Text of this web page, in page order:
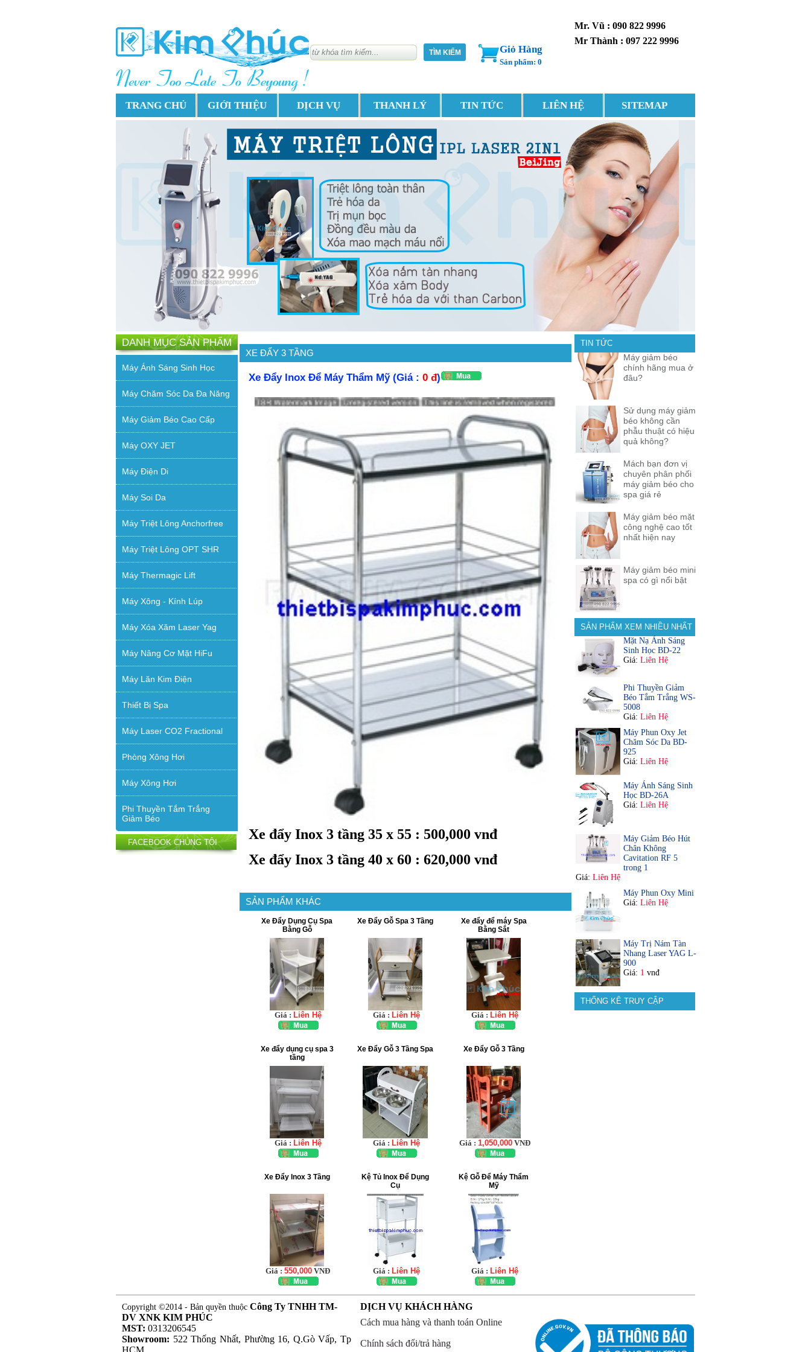
Mr. Vũ : 090 822 9996
Mr Thành : 097 222 9996
Giỏ Hàng
Sản phẩm: 0
TRANG CHỦ GIỚI THIỆU DỊCH VỤ THANH LÝ TIN TỨC LIÊN HỆ SITEMAP
DANH MỤC SẢN PHẨM
Máy Ánh Sáng Sinh Học
Máy Chăm Sóc Da Đa Năng
Máy Giảm Béo Cao Cấp
Máy OXY JET
Máy Điện Di
Máy Soi Da
Máy Triệt Lông Anchorfree
Máy Triệt Lông OPT SHR
Máy Thermagic Lift
Máy Xông - Kính Lúp
Máy Xóa Xăm Laser Yag
Máy Nâng Cơ Mặt HiFu
Máy Lăn Kim Điện
Thiết Bị Spa
Máy Laser CO2 Fractional
Phòng Xông Hơi
Máy Xông Hơi
Phi Thuyền Tắm Trắng
Giảm Béo
FACEBOOK CHÚNG TÔI
XE ĐẨY 3 TẦNG
Xe Đẩy Inox Để Máy Thẩm Mỹ (Giá : 0 đ)
Xe đẩy Inox 3 tầng 35 x 55 : 500,000 vnđ
Xe đẩy Inox 3 tầng 40 x 60 : 620,000 vnđ
SẢN PHẨM KHÁC
Xe Đẩy Dụng Cụ Spa
Bằng Gỗ
Giá : Liên Hệ
Xe Đẩy Gỗ Spa 3 Tầng
Giá : Liên Hệ
Xe đẩy để máy Spa
Bằng Sắt
Giá : Liên Hệ
Xe đẩy dụng cụ spa 3
tầng
Giá : Liên Hệ
Xe Đẩy Gỗ 3 Tầng Spa
Giá : Liên Hệ
Xe Đẩy Gỗ 3 Tầng
Giá : 1,050,000VNĐ
Xe Đẩy Inox 3 Tầng
Giá : 550,000 VNĐ
Kệ Tủ Inox Để Dụng
Cụ
Giá : Liên Hệ
Kệ Gỗ Để Máy Thẩm
Mỹ
Giá : Liên Hệ
TIN TỨC
Máy giảm béo
chính hãng mua ở
đâu?
Sử dụng máy giảm
béo không cần
phẫu thuật có hiệu
quả không?
Mách bạn đơn vị
chuyên phân phối
máy giảm béo cho
spa giá rẻ
Máy giảm béo mặt
công nghệ cao tốt
nhất hiện nay
Máy giảm béo mini
spa có gì nổi bật
SẢN PHẨM XEM NHIỀU NHẤT
Mặt Nạ Ánh Sáng
Sinh Học BD-22
Giá: Liên Hệ
Phi Thuyền Giảm
Béo Tắm Trắng WS-
5008
Giá: Liên Hệ
Máy Phun Oxy Jet
Chăm Sóc Da BD-
925
Giá: Liên Hệ
Máy Ánh Sáng Sinh
Học BD-26A
Giá: Liên Hệ
Máy Giảm Béo Hút
Chân Không
Cavitation RF 5
trong 1
Giá: Liên Hệ
Máy Phun Oxy Mini
Giá: Liên Hệ
Máy Trị Nám Tàn
Nhang Laser YAG L-
900
Giá: 1 vnđ
THỐNG KÊ TRUY CẬP
Copyright ©2014 - Bản quyền thuộc Công Ty TNHH TM-
DV XNK KIM PHÚC
MST: 0313206545
Showroom: 522 Thống Nhất, Phường 16, Q.Gò Vấp, Tp
HCM
DỊCH VỤ KHÁCH HÀNG
Cách mua hàng và thanh toán Online
Chính sách đổi/trả hàng